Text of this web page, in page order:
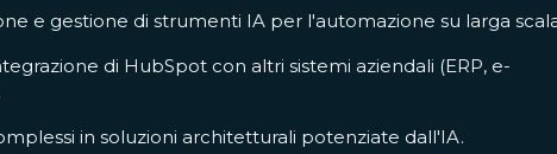
e gestione di strumenti IA per l'automazione su larga
di HubSpot con altri sistemi aziendali (ERP, e-
in soluzioni architetturali potenziate dall'IA.